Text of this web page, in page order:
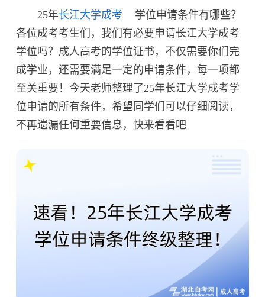
25年长江大学成考
学位申请条件有哪些？
各位成考考生们，我们有必要申请长江大学成考
学位吗？成人高考的学位证书，不仅需要你们完
成学业，还需要满足一定的申请条件，每一项都
至关重要！今天老师整理了25年长江大学成考学
位申请的所有条件，希望同学们可以仔细阅读，
不再遗漏任何重要信息，快来看看吧